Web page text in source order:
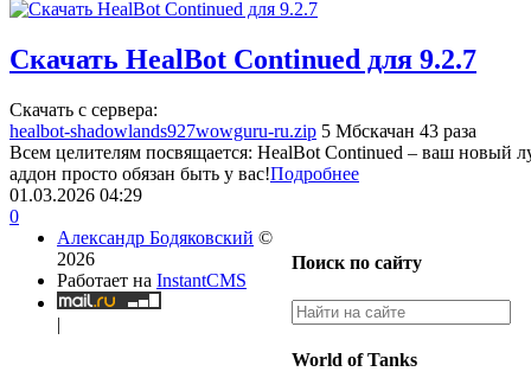
Скачать HealBot Continued для 9.2.7
Скачать с сервера:
healbot-shadowlands927wowguru-ru.zip 5 Мбскачан 43 раза
Всем целителям посвящается: HealBot Continued – ваш новый
аддон просто обязан быть у вас!Подробнее
01.03.2026 04:29
0
Поиск по сайту
World of Tanks
Александр Бодяковский ©
2026
Работает на InstantCMS
|